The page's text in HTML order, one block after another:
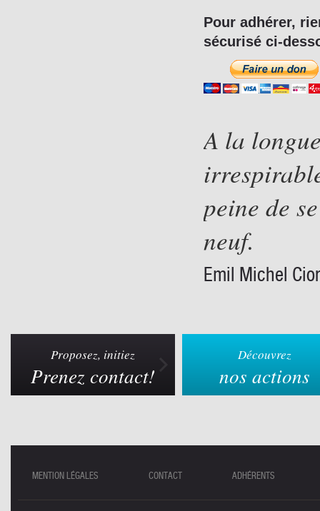
Pour adhérer,
sécurisé ci-
A la
peine de
neuf.
Emil Michel
Découvrez
nos actions
Proposez, initiez
Prenez contact!
MENTION LÉGALES CONTACT ADHÉRENTS